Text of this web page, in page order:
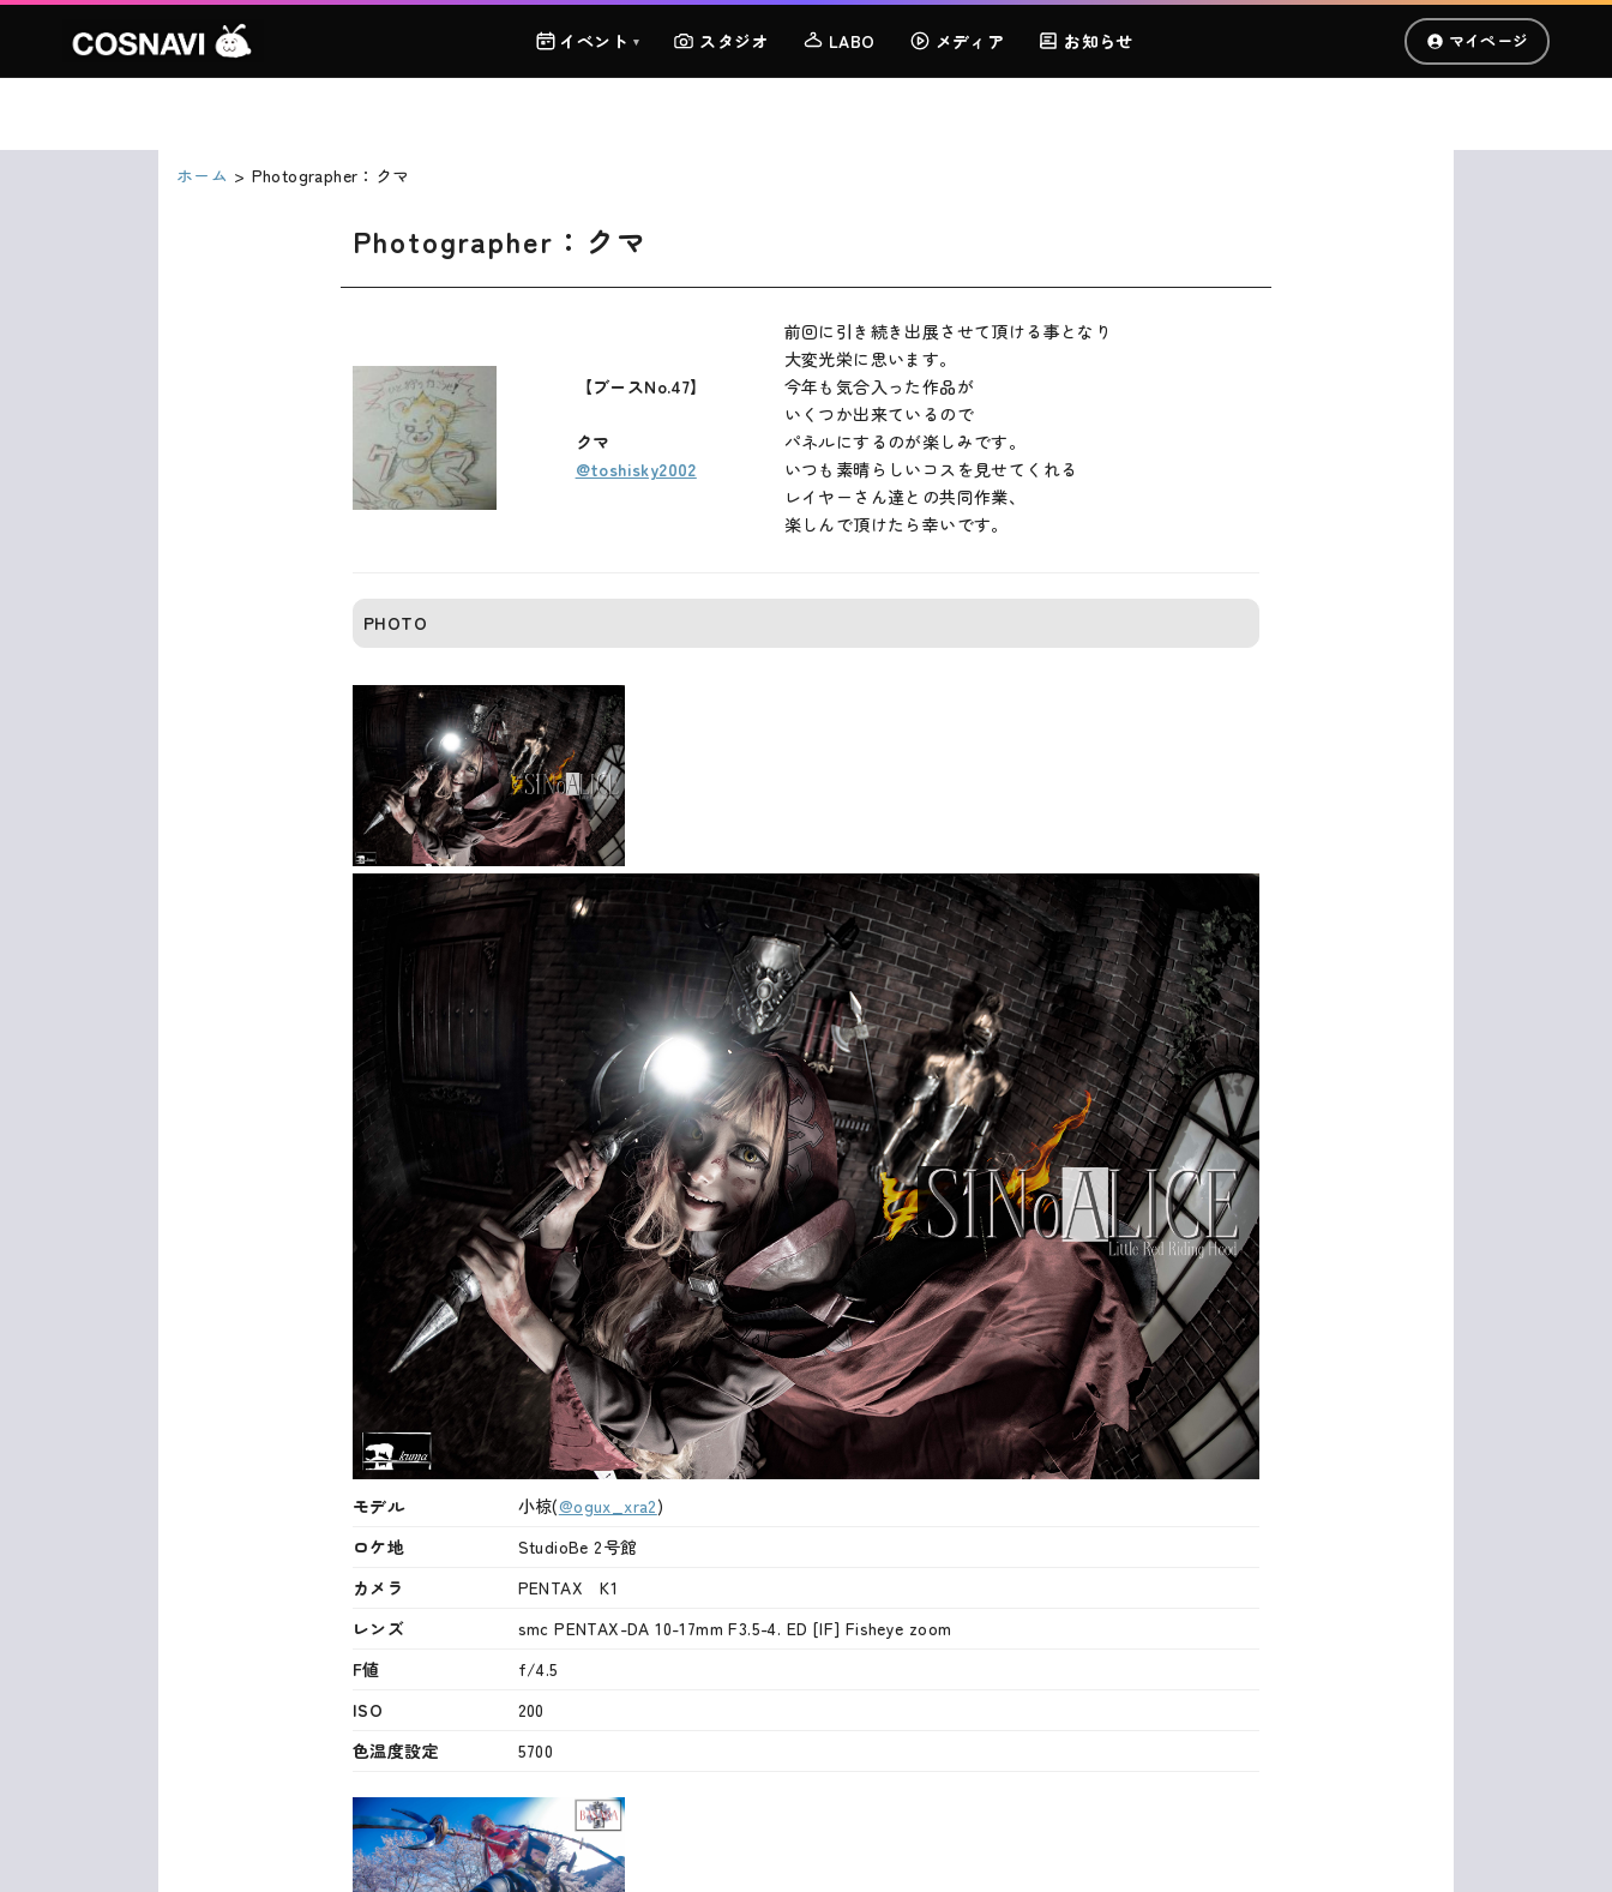
イベント ▾ スタジオ LABO メディア お知らせ マイページ
ホーム Photographer：クマ
Photographer：クマ
【ブースNo.47】
クマ
@toshisky2002
前回に引き続き出展させて頂ける事となり
大変光栄に思います。
今年も気合入った作品が
いくつか出来ているので
パネルにするのが楽しみです。
いつも素晴らしいコスを見せてくれる
レイヤーさん達との共同作業、
楽しんで頂けたら幸いです。
PHOTO
モデル 小椋(@ogux_xra2)
ロケ地
StudioBe 2号館
カメラ
PENTAX K1
レンズ
smc PENTAX-DA 10-17mm F3.5-4. ED [IF] Fisheye zoom
F値
f/4.5
ISO
200
色温度設定
5700